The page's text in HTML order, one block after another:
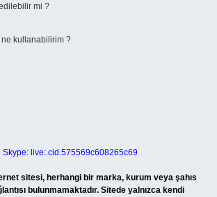
mi ?
ne kullanabilirim ?
Skype: live:.cid.575569c608265c69
sitesi, herhangi bir marka, kurum veya şahıs
bulunmamaktadır. Sitede yalnızca kendi